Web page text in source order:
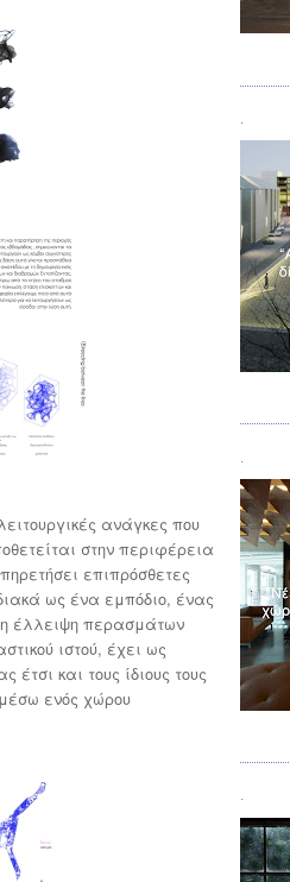
ανάγκες που
στην περιφέρεια
επιπρόσθετες
ως ένα εμπόδιο, ένας
η έλλειψη περασμάτων
ιστού, έχει ως
και τους ίδιους τους
ενός χώρου
.
.